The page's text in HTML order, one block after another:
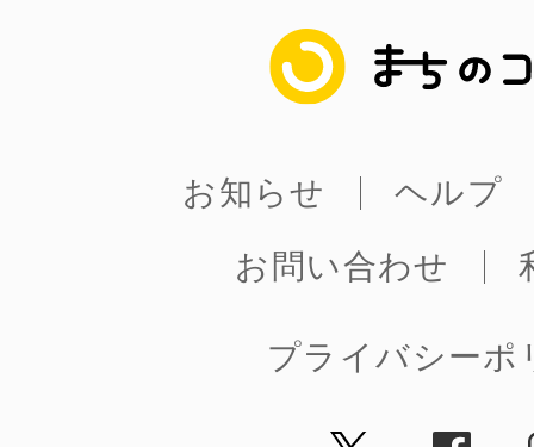
まちのコイン
お知らせ
ヘルプ
お問い合わせ
プライバシーポ